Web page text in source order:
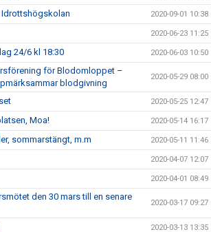
2020-09-01 10:38
2020-06-23 11:25
24/6 kl 18:30 2020-06-03 10:50
för Blodomloppet –
blodgivning
2020-05-29 08:00
2020-05-25 12:47
Moa! 2020-05-14 16:17
sommarstängt, m.m 2020-05-11 11:46
2020-04-07 12:07
2020-04-01 08:49
den 30 mars till en senare
2020-03-17 09:27
2020-03-13 13:35